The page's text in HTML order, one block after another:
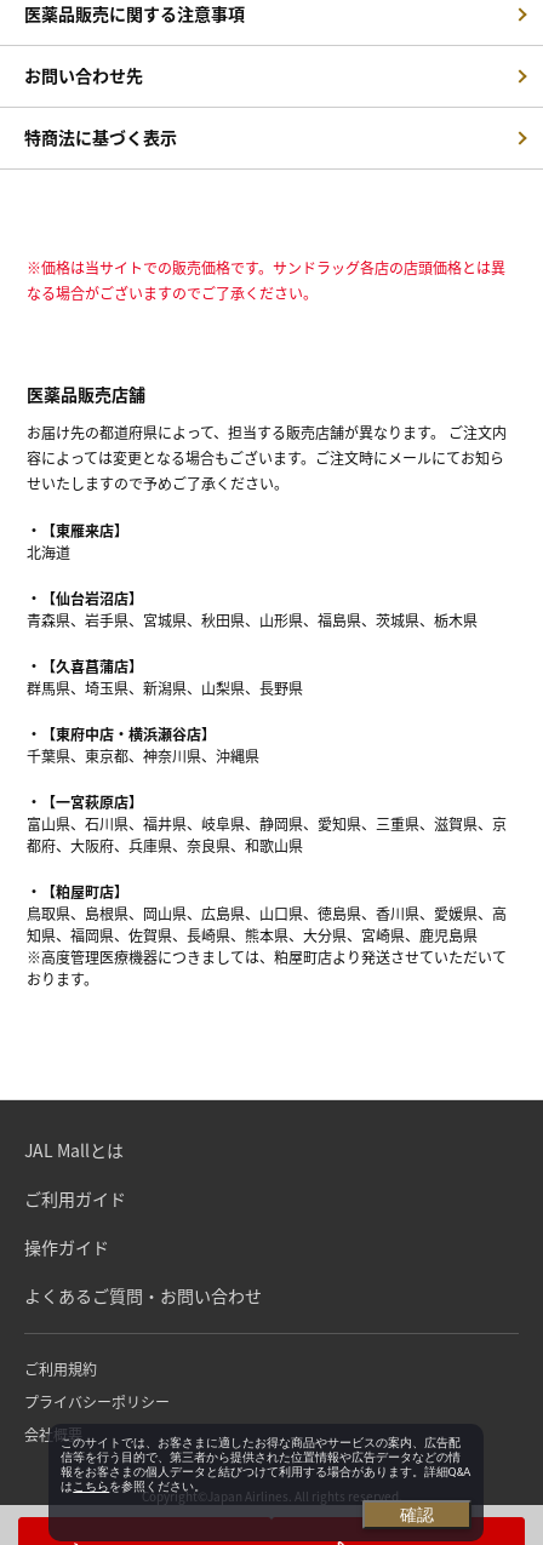
医薬品販売に関する注意事項
お問い合わせ先
特商法に基づく表示
※価格は当サイトでの販売価格です。サンドラッグ各店の店頭価格とは異
なる場合がございますのでご了承ください。
医薬品販売店舗
お届け先の都道府県によって、担当する販売店舗が異なります。 ご注文内
容によっては変更となる場合もございます。ご注文時にメールにてお知ら
せいたしますので予めご了承ください。
【東雁来店】
北海道
【仙台岩沼店】
青森県、岩手県、宮城県、秋田県、山形県、福島県、茨城県、栃木県
【久喜菖蒲店】
群馬県、埼玉県、新潟県、山梨県、長野県
【東府中店・横浜瀬谷店】
千葉県、東京都、神奈川県、沖縄県
【一宮萩原店】
富山県、石川県、福井県、岐阜県、静岡県、愛知県、三重県、滋賀県、京
都府、大阪府、兵庫県、奈良県、和歌山県
【粕屋町店】
鳥取県、島根県、岡山県、広島県、山口県、徳島県、香川県、愛媛県、高
知県、福岡県、佐賀県、長崎県、熊本県、大分県、宮崎県、鹿児島県
※高度管理医療機器につきましては、粕屋町店より発送させていただいて
おります。
JAL Mallとは
ご利用ガイド
操作ガイド
よくあるご質問・お問い合わせ
ご利用規約
プライバシーポリシー
会社概要
Copyright©Japan Airlines. All rights reserved.
このサイトでは、お客さまに適したお得な商品やサービスの案内、広告配
信等を行う目的で、第三者から提供された位置情報や広告データなどの情
報をお客さまの個人データと結びつけて利用する場合があります。詳細Q&A
は こちらを参照ください。
確認